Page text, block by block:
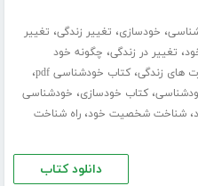
، خودسازی، تغییر زندگی، تغییر
، تغییر در زندگی، چگونه خود
های زندگی،کتاب خودشناسی pdf ،
،کتاب خودسازی، خودشناسی
،شناخت شخصیت خود،راه شناخت
دانلود کتاب